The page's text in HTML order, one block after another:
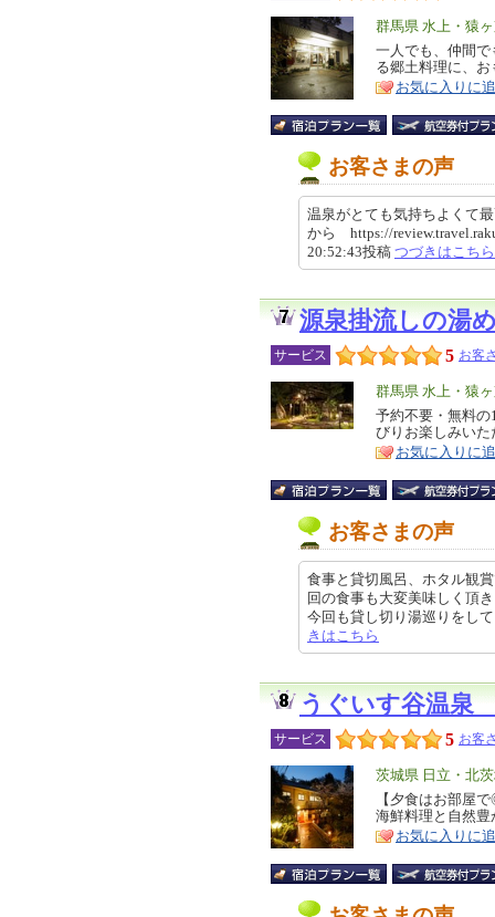
エ
リ
ア
群馬県 水上・猿
特
徴
一人でも、仲間
る郷土料理に、
お気に入りに
お客さまの声
温泉がとても気持ちよくて
から https://
20:52:43投稿 つづきはこちら
源泉掛流しの湯
サービス 5 お客
エ
リ
ア
群馬県 水上・猿
特
徴
予約不要・無料
びりお楽しみいた
お気に入りに
お客さまの声
食事と貸切風呂、ホタル観
回の食事も大変美味しく頂
今回も貸し切り湯巡りをし
きはこちら
うぐいす谷温泉
サービス 5 お客
エ
リ
ア
茨城県 日立・北
特
徴
【夕食はお部屋
海鮮料理と自然
お気に入りに